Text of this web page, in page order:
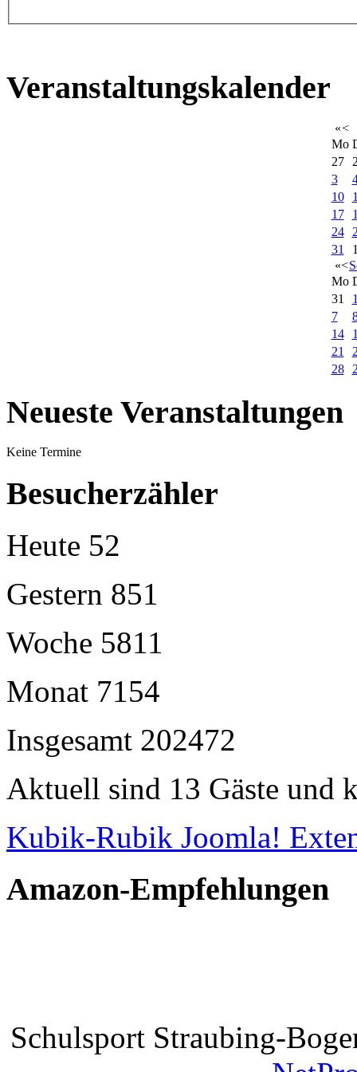
Veranstaltungskalender
«<
Mo
27
3
10
17
24
31
«<
Mo
31
7
14
21
28
Neueste Veranstaltungen
Keine Termine
Besucherzähler
Heute 52
Gestern 851
Woche 5811
Monat 7154
Insgesamt 202472
Aktuell sind 13 Gäste und
Kubik-Rubik Joomla!
Amazon-Empfehlungen
Schulsport Straubing-